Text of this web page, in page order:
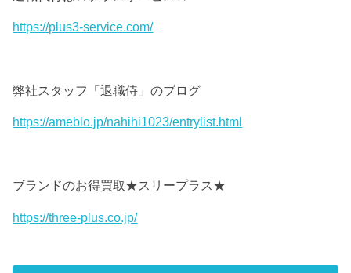
https://plus3-service.com/
弊社スタッフ「退職侍」のブログ
https://ameblo.jp/nahihi1023/entrylist.html
ブランドのお得買取★スリープラス★
https://three-plus.co.jp/